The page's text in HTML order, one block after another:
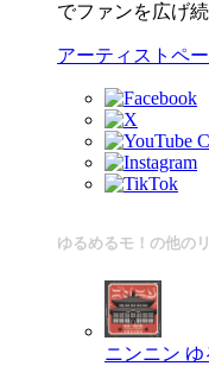
でファンを広げ
アーティストペ
ゆるめるモ！の他の
ニンニン ゆ